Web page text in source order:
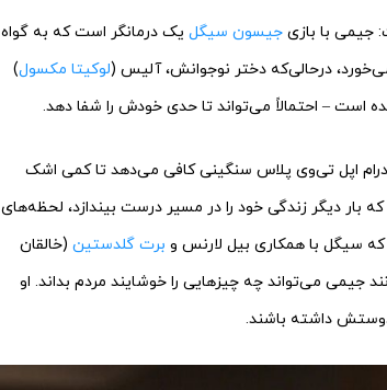
جیسون سیگل یک درمانگر است که به گواه
درحالی‌که دختر نوجوانش، آلیس (لوکیتا مکسول)
است – احتمالاً می‌تواند تا حدی خودش را شفا دهد.
اپل تی‌وی پلاس سنگینی کافی می‌دهد تا کمی اشک
بار دیگر زندگی خود را در مسیر درست بیندازد، لحظه‌های
که سیگل با همکاری بیل لارنس و برت گلدستین (خالقان
جیمی می‌تواند چه چیزهایی را خوشایند مردم بداند. او
داشته باشند.